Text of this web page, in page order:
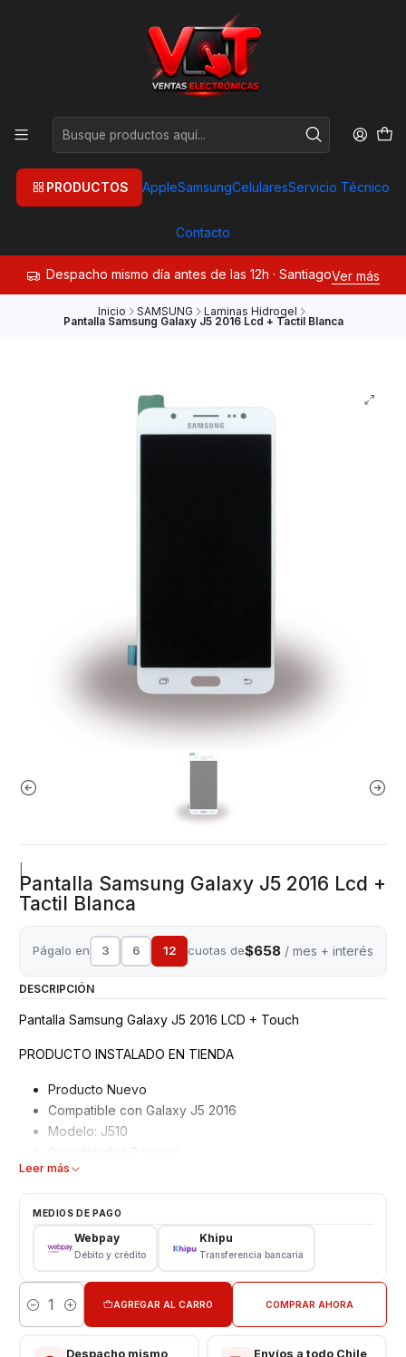
PRODUCTOS AppleSamsungCelularesServicio Técnico
Contacto
Despacho mismo día antes de las 12h · SantiagoVer más
Inicio SAMSUNG Laminas Hidrogel
Pantalla Samsung Galaxy J5 2016 Lcd + Tactil Blanca
Pantalla Samsung Galaxy J5 2016 Lcd +
Tactil Blanca
Págalo en 3 6 12 cuotas de$658 / mes + interés
DESCRIPCIÓN
Pantalla Samsung Galaxy J5 2016 LCD + Touch
PRODUCTO INSTALADO EN TIENDA
Producto Nuevo
Compatible con Galaxy J5 2016
Modelo: J510
Garantizados 3 meses
Pantalla Samsung
Tipo: LCD + Touch
Modelo: Galaxy J5 2016
Color: Blanco NEGRO
Somos VENTAS ELECTRONICAS
Leer más
MEDIOS DE PAGO
Webpay
Débito y crédito
Khipu
Transferencia bancaria
Cantidad
AGREGAR AL CARRO COMPRAR AHORA
Despacho mismo
Envíos a todo Chile